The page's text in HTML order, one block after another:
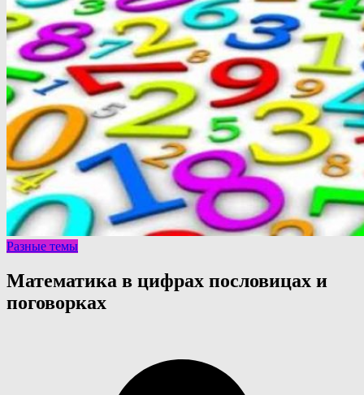
Разные темы
Математика в цифрах пословицах и
поговорках